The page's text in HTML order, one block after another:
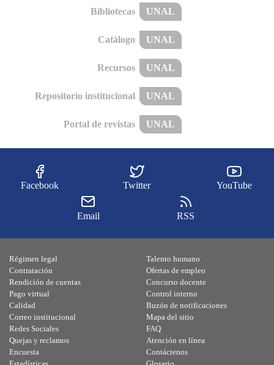
Bibliotecas UNAL
Catálogo UNAL
Recursos UNAL
Repositorio institucional UNAL
Portal de revistas UNAL
Facebook Twitter YouTube
Email RSS
Régimen legal
Contratación
Rendición de cuentas
Pago virtual
Calidad
Talento humano
Ofertas de empleo
Concurso docente
Control interno
Buzón de notificaciones
Correo institucional
Redes Sociales
Quejas y reclamos
Encuesta
Mapa del sitio
FAQ
Atención en línea
Contáctenos